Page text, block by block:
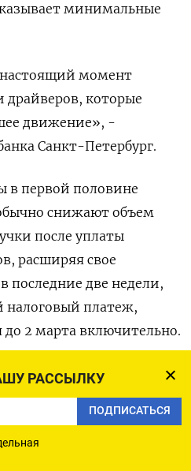
РАССЫЛКУ
ПОДПИСАТЬСЯ
минимальные
настоящий момент
которые
движение», -
Санкт-Петербург.
в первой половине
снижают объем
после уплаты
расширяя свое
последние две ​недели,
налоговый ​платеж,
2 ‌марта включительно.
случиться недобор в
корпорациями
фискальные
месяце есть риск